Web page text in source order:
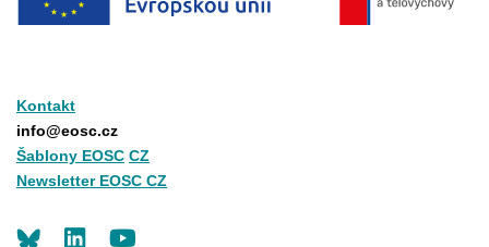
Kontakt
info@eosc.cz
Šablony EOSC CZ
Newsletter EOSC CZ
LinkedIn